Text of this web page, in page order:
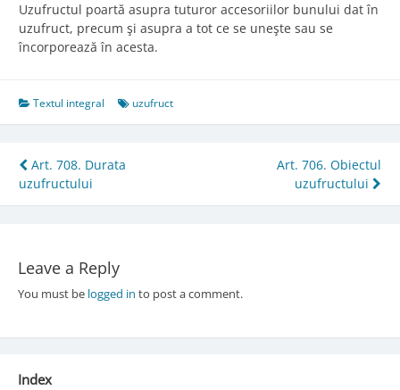
Uzufructul poartă asupra tuturor accesoriilor bunului dat în
uzufruct, precum şi asupra a tot ce se uneşte sau se
încorporează în acesta.
Textul integral uzufruct
Post
navigation
Art. 708. Durata
uzufructului
Art. 706. Obiectul
uzufructului
Leave a Reply
You must be logged in to post a comment.
Index